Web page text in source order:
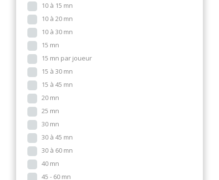
10 à 15 mn
10 à 20 mn
10 à 30 mn
15 mn
15 mn par joueur
15 à 30 mn
15 à 45 mn
20 mn
25 mn
30 mn
30 à 45 mn
30 à 60 mn
40 mn
45 - 60 mn